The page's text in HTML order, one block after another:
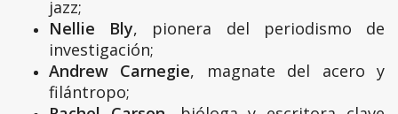
jazz;
Nellie Bly, pionera del periodismo de
investigación;
Andrew Carnegie, magnate del acero y
filántropo;